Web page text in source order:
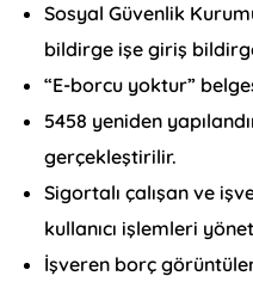
Sosyal Güvenlik
bildirge işe giriş
“E-borcu yoktur”
5458 yeniden
gerçekleştirilir.
Sigortalı çalışan ve
kullanıcı işlemleri
İşveren borç